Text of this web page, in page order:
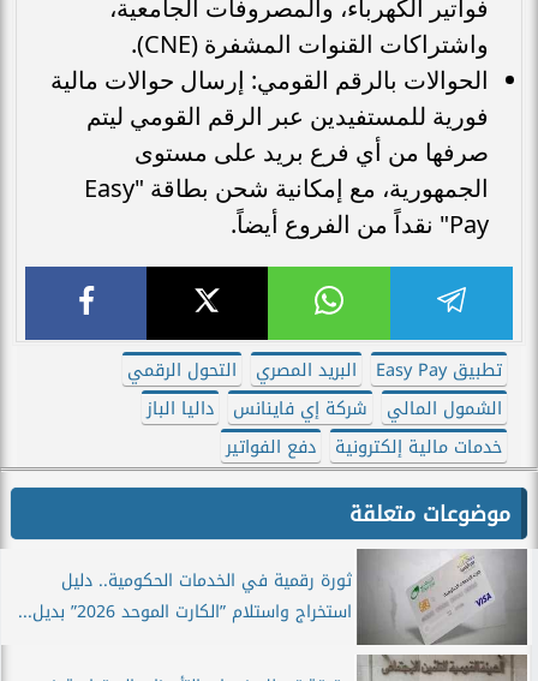
فواتير الكهرباء، والمصروفات الجامعية،
واشتراكات القنوات المشفرة (CNE).
الحوالات بالرقم القومي: إرسال حوالات مالية
فورية للمستفيدين عبر الرقم القومي ليتم
صرفها من أي فرع بريد على مستوى
الجمهورية، مع إمكانية شحن بطاقة "Easy
Pay" نقداً من الفروع أيضاً.
تطبيق Easy Pay البريد المصري
التحول الرقمي
الشمول المالي
شركة إي فاينانس
داليا الباز
خدمات مالية إلكترونية
دفع الفواتير
موضوعات متعلقة
ثورة رقمية في الخدمات الحكومية.. دليل
استخراج واستلام ”الكارت الموحد 2026” بديل...